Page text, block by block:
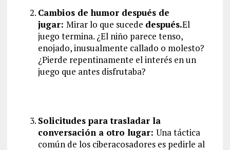
Cambios de humor después de
jugar: Mirar lo que sucede después.El
juego termina. ¿El niño parece tenso,
enojado, inusualmente callado o molesto?
¿Pierde repentinamente el interés en un
juego que antes disfrutaba?
Solicitudes para trasladar la
conversación a otro lugar: Una táctica
común de los ciberacosadores es pedirle al